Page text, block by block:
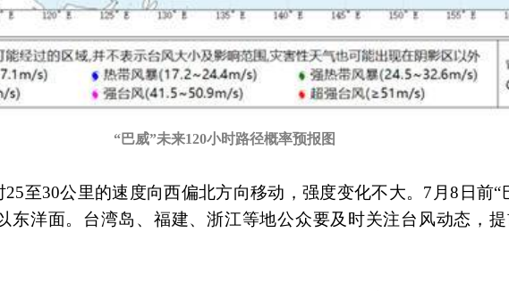
“巴威”未来120小时路径概率预报图
25至30公里的速度向西偏北方向移动，强度变化不大。7月8日前“
东洋面。台湾岛、福建、浙江等地公众要及时关注台风动态，